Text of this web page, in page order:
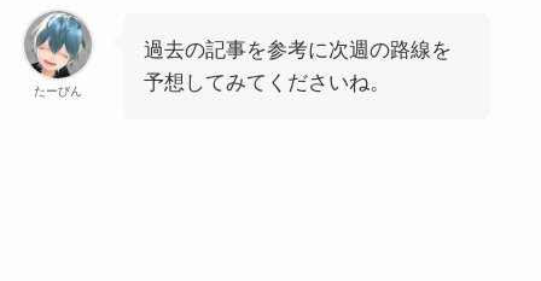
たーびん
過去の記事を参考に次週の路線を
予想してみてくださいね。